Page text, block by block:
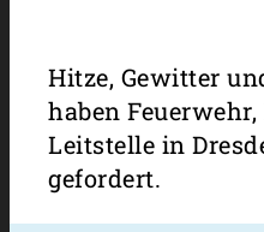
Hitze, Gewitter
haben
Leitstelle in
gefordert.